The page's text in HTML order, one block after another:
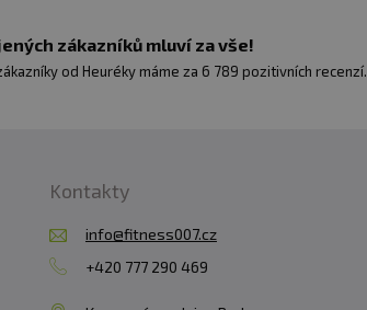
zákazníků mluví za vše!
od Heuréky máme za 6 789 pozitivních recenzí.
Kontakty
info@fitness007.cz
+420 777 290 469